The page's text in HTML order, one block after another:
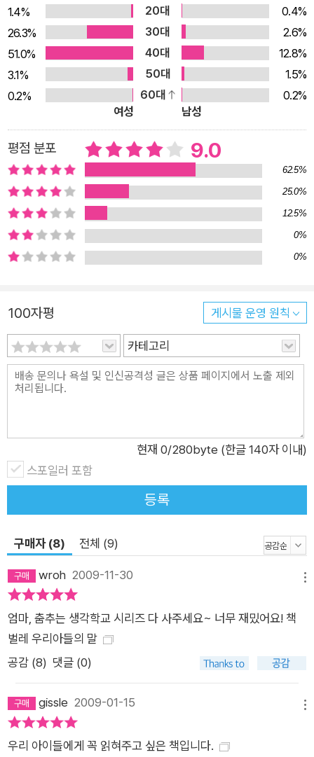
1.4%
20대
0.4%
26.3%
30대
2.6%
51.0%
40대
12.8%
3.1%
50대
1.5%
0.2%
60대
0.2%
여성
남성
평점 분포 9.0
62.5%
25.0%
12.5%
0%
0%
100자평 게시물 운영 원칙
카테고리
현재 0/280byte (한글 140자 이내)
스포일러 포함
등록
구매자 (8) 전체 (9)
wroh 2009-11-30
엄마, 춤추는 생각학교 시리즈 다 사주세요~ 너무 재밌어요! 책
벌레 우리아들의 말
공감 (8) 댓글 (0)
gissle 2009-01-15
우리 아이들에게 꼭 읽혀주고 싶은 책입니다.